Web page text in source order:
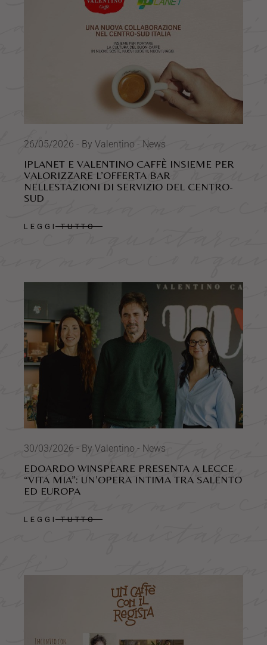
26/05/2026 By Valentino News
IPLANET E VALENTINO CAFFÈ INSIEME PER
VALORIZZARE L’OFFERTA BAR
NELLESTAZIONI DI SERVIZIO DEL CENTRO-
SUD
LEGGI TUTTO
30/03/2026 By Valentino News
EDOARDO WINSPEARE PRESENTA A LECCE
“VITA MIA”: UN’OPERA INTIMA TRA SALENTO
ED EUROPA
LEGGI TUTTO